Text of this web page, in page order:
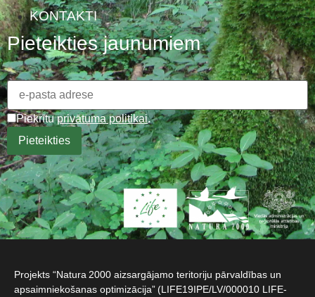
KONTAKTI
Pieteikties jaunumiem
Piekrītuprivātuma politikai.
Projekts “Natura 2000 aizsargājamo teritoriju pārvaldības un
apsaimniekošanas optimizācija” (LIFE19IPE/LV/000010 LIFE-